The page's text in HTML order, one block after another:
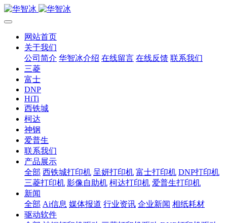
网站首页
关于我们
公司简介 华智冰介绍 在线留言 在线反馈 联系我们
三菱
富士
DNP
HiTi
西铁城
柯达
神钢
爱普生
联系我们
产品展示
全部 西铁城打印机 呈妍打印机 富士打印机 DNP打印机
三菱打印机 影像自助机 柯达打印机 爱普生打印机
新闻
全部 Ai信息 媒体报道 行业资讯 企业新闻 相纸耗材
驱动软件